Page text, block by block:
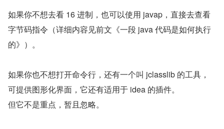
如果你不想去看 16 进制，也可以使用 javap，直接去查看
字节码指令（详细内容见前文《一段 java 代码是如何执行
的》）。
如果你也不想打开命令行，还有一个叫 jclasslib 的工具，
可提供图形化界面，它还有适用于 idea 的插件。
但它不是重点，暂且忽略。